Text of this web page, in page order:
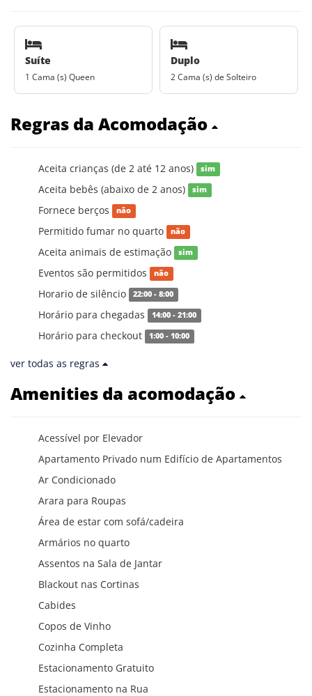
Suíte
1 Cama (s) Queen
Duplo
2 Cama (s) de Solteiro
Regras da Acomodação
Aceita crianças (de 2 até 12 anos) sim
Aceita bebês (abaixo de 2 anos) sim
Fornece berços não
Permitido fumar no quarto não
Aceita animais de estimação sim
Eventos são permitidos não
Horario de silêncio 22:00 - 8:00
Horário para chegadas 14:00 - 21:00
Horário para checkout 1:00 - 10:00
ver todas as regras
Amenities da acomodação
Acessível por Elevador
Apartamento Privado num Edifício de Apartamentos
Ar Condicionado
Arara para Roupas
Área de estar com sofá/cadeira
Armários no quarto
Assentos na Sala de Jantar
Blackout nas Cortinas
Cabides
Copos de Vinho
Cozinha Completa
Estacionamento Gratuito
Estacionamento na Rua